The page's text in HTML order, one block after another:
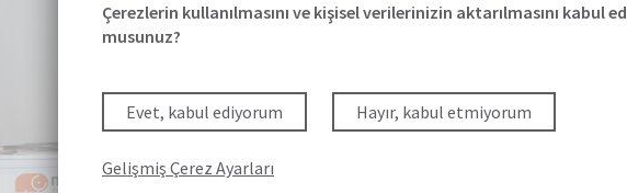
bulabilirsiniz. Ayrıca size hangi çerezlere izin vereceğinizi seçme
sunuyoruz (gelişmiş çerez ayarları).
Ortaklarımızdan bazılarının yan kuruluşları var. Kişisel verilerinizi bu
ortaklara manuel olarak veya bir arayüz aracılığıyla aktarıyoruz.
16 Temmuz 2020 tarihli kararla (Avrupa Birliği Adalet Divanı C-311/18,
Çerezlerin kullanılmasını ve kişisel verilerinizin aktarılmasını kabul
musunuz?
Evet, kabul ediyorum Hayır, kabul etmiyorum
Gelişmiş Çerez Ayarları